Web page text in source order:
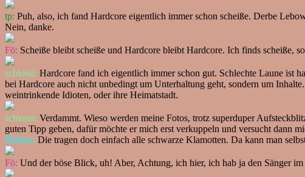
tp: Puh, also, ich fand Hardcore eigentlich immer schon scheiße. Derbe
Nein, danke.
Fö: Scheiße bleibt scheiße und Hardcore bleibt Hardcore. Ich finds scheiße,
schlossi: Hardcore fand ich eigentlich immer schon gut. Schlechte Laune ist
bei Hardcore auch nicht unbedingt um Unterhaltung geht, sondern um
weintrinkende Idioten, oder ihre Heimatstadt.
schlossi: Verdammt. Wieso werden meine Fotos, trotz superduper
guten Tipp geben, dafür möchte er mich erst verkuppeln und versucht dann
Philriss: Die tragen doch einfach alle schwarze Klamotten. Da kann man
Fö: Und der böse Blick, uh! Aber, Achtung, ich hier, ich hab ja den Sänger